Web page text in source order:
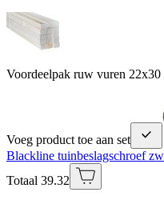
Voordeelpak ruw vuren
Voeg product toe aan set
Blackline tuinbeslagschroef
Totaal 39.32